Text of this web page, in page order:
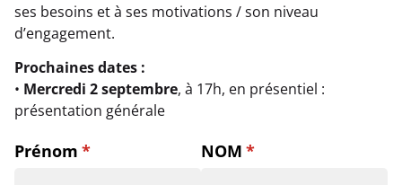
ses besoins et à ses motivations / son niveau
d’engagement.
Prochaines dates :
• Mercredi 2 septembre, à 17h, en présentiel :
présentation générale
Prénom *
(requis) NOM *
(requis)